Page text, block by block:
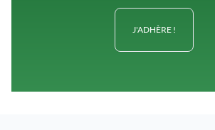
J'ADHÈRE !